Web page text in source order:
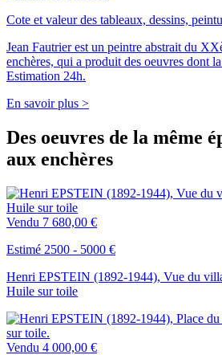
Cote et valeur des tableaux, dessins,
Jean Fautrier est un peintre abstrait du
enchères, qui a produit des oeuvres dont
Estimation 24h.
En savoir plus >
Des oeuvres de la même
aux enchères
Vendu 7 680,00 €
Estimé 2500 - 5000 €
Henri EPSTEIN (1892-1944), Vue du
Huile sur toile
Vendu 4 000,00 €